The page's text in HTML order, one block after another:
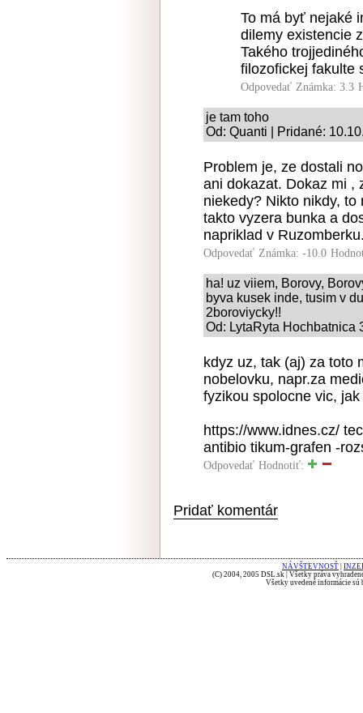
To má byť nejaké
dilemy existencie
Takého
filozofickej fakulte
Odpovedať Známka: 3.3
je tam toho
Od: Quanti | Pridané:
Problem je, ze dostali
ani dokazat. Dokaz mi ,
niekedy? Nikto nikdy,
takto vyzera bunka a
napriklad v
Odpovedať Známka: -10.0
ha! uz viiem, Borovy,
byva kusek inde, tusim v
2boroviycky!!
Od: LytaRyta Hochbatnica
kdyz uz, tak (aj) za toto
nobelovku, napr.za
fyzikou spolocne vic,
https://www.idnes.cz/
antibio tikum-grafen -
Odpovedať Hodnotiť:
Pridať komentár
NÁVŠTEVNOSŤ
(C) 2004, 2005 DSL.sk | Všetky práva
Všetky uvedené informácie sú